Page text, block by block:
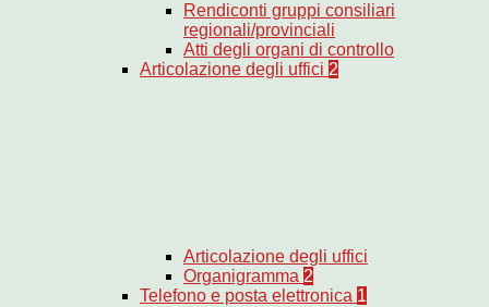
Rendiconti gruppi consiliari
regionali/provinciali
Atti degli organi di controllo
Articolazione degli uffici 2
Articolazione degli uffici
Organigramma 2
Telefono e posta elettronica 1